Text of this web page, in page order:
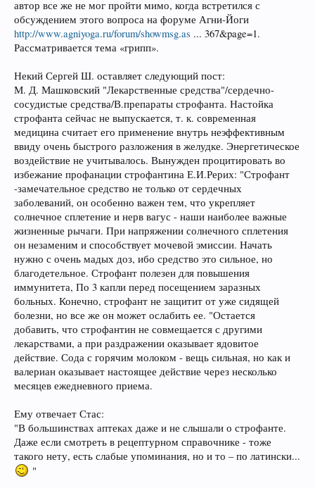
автор все же не мог пройти мимо, когда встретился с
обсуждением этого вопроса на форуме Агни-Йоги
http://www.agniyoga.ru/forum/showmsg.as ... 367&page=1.
Рассматривается тема «грипп».
Некий Сергей Ш. оставляет следующий пост:
М. Д. Машковский "Лекарственные средства"/сердечно-
сосудистые средства/В.препараты строфанта. Настойка
строфанта сейчас не выпускается, т. к. современная
медицина считает его применение внутрь неэффективным
ввиду очень быстрого разложения в желудке. Энергетическое
воздействие не учитывалось. Вынужден процитировать во
избежание профанации строфантина Е.И.Рерих: "Строфант
-замечательное средство не только от сердечных
заболеваний, он особенно важен тем, что укрепляет
солнечное сплетение и нерв вагус - наши наиболее важные
жизненные рычаги. При напряжении солнечного сплетения
он незаменим и способствует мочевой эмиссии. Начать
нужно с очень мадых доз, ибо средство это сильное, но
благодетельное. Строфант полезен для повышения
иммунитета, По 3 капли перед посещением заразных
больных. Конечно, строфант не защитит от уже сидящей
болезни, но все же он может ослабить ее. "Остается
добавить, что строфантин не совмещается с другими
лекарствами, а при раздражении оказывает ядовитое
действие. Сода с горячим молоком - вещь сильная, но как и
валериан оказывает настоящее действие через несколько
месяцев ежедневного приема.
Ему отвечает Стас:
"В большинствах аптеках даже и не слышали о строфанте.
Даже если смотреть в рецептурном справочнике - тоже
такого нету, есть слабые упоминания, но и то – по латински...
"